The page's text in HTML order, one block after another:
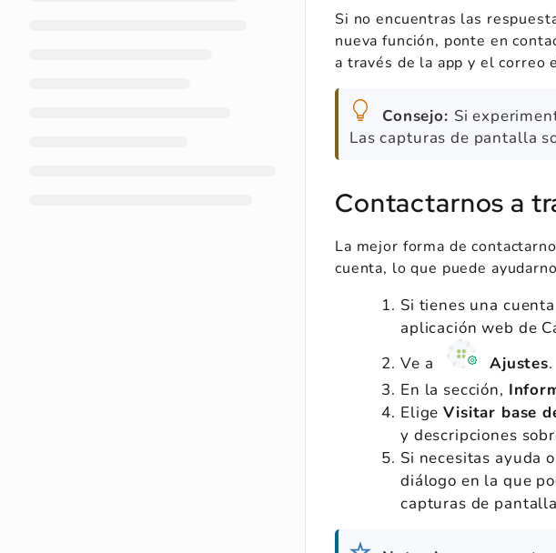
Si no encuentras las
nueva función, ponte en
a través de la app y el correo
Consejo: Si
Las capturas de pantalla
Contactarnos a
La mejor forma de
cuenta, lo que puede
Si tienes una
aplicación web de
Ve a
Ajustes.
En la sección,
EligeVisitar base
y descripciones
Si necesitas ayuda
diálogo en la que
capturas de